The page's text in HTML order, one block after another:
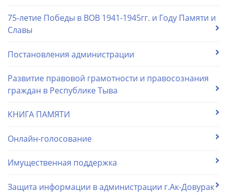
75-летие Победы в ВОВ 1941-1945гг. и Году Памяти и
Славы
Постановления администрации
Развитие правовой грамотности и правосознания
граждан в Республике Тыва
КНИГА ПАМЯТИ
Онлайн-голосование
Имущественная поддержка
Защита информации в администрации г.Ак-Довурак